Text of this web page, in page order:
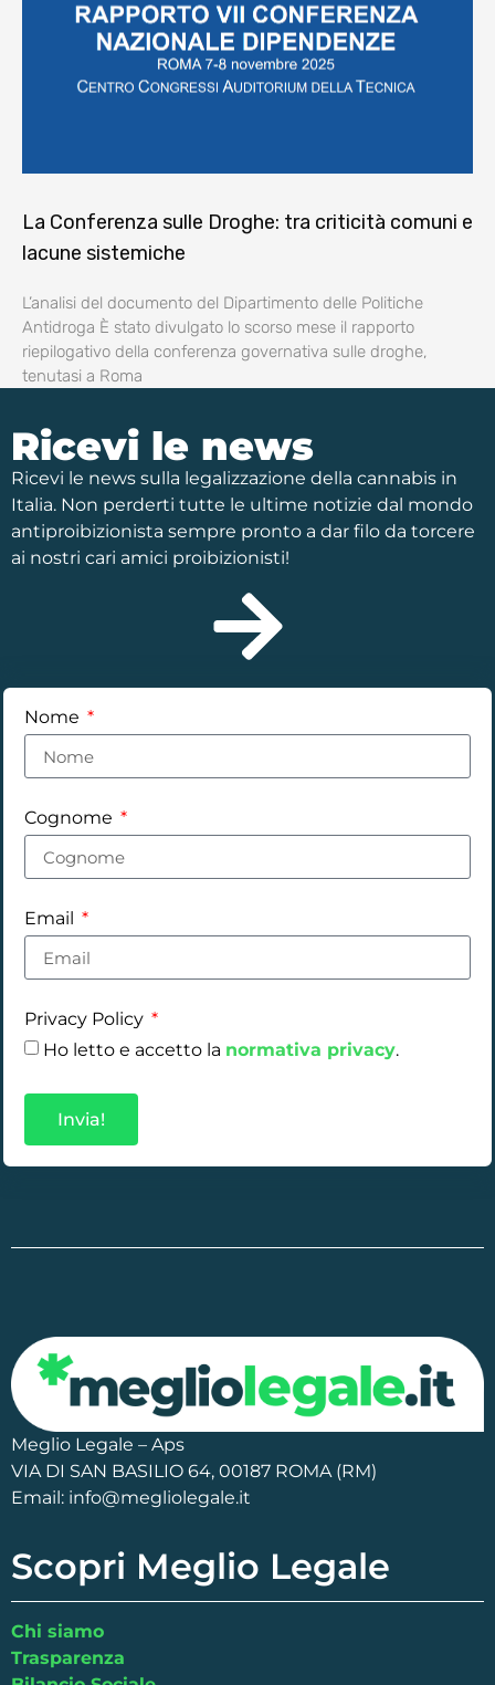
La Conferenza sulle Droghe: tra criticità comuni e
lacune sistemiche
L’analisi del documento del Dipartimento delle Politiche
Antidroga È stato divulgato lo scorso mese il rapporto
riepilogativo della conferenza governativa sulle droghe,
tenutasi a Roma
Ricevi le news
Ricevi le news sulla legalizzazione della cannabis in
Italia. Non perderti tutte le ultime notizie dal mondo
antiproibizionista sempre pronto a dar filo da torcere
ai nostri cari amici proibizionisti!
Nome
Cognome
Email
Privacy Policy
Ho letto e accetto la normativa privacy.
Invia!
Meglio Legale – Aps
VIA DI SAN BASILIO 64, 00187 ROMA (RM)
Email: info@megliolegale.it
Scopri Meglio Legale
Chi siamo
Trasparenza